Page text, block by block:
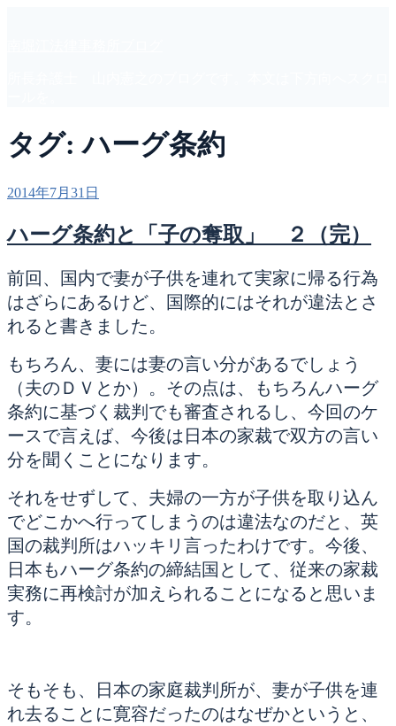
キ
ッ
タグ:ハーグ条約
投
日:
2014年7月31日
ハーグ条約と「子の奪取」 ２（完）
前回、国内で妻が子供を連れて実家に帰る行為
はざらにあるけど、国際的にはそれが違法とさ
れると書きました。
もちろん、妻には妻の言い分があるでしょう
（夫のＤＶとか）。その点は、もちろんハーグ
条約に基づく裁判でも審査されるし、今回のケ
ースで言えば、今後は日本の家裁で双方の言い
分を聞くことになります。
それをせずして、夫婦の一方が子供を取り込ん
でどこかへ行ってしまうのは違法なのだと、英
国の裁判所はハッキリ言ったわけです。今後、
日本もハーグ条約の締結国として、従来の家裁
実務に再検討が加えられることになると思いま
す。
そもそも、日本の家庭裁判所が、妻が子供を連
れ去ることに寛容だったのはなぜかというと、